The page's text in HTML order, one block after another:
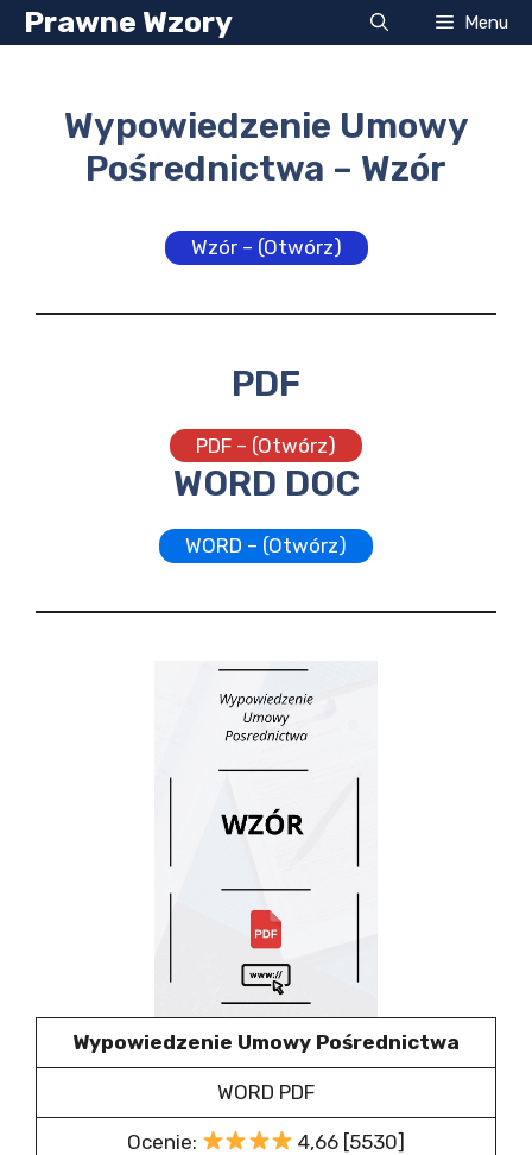
Przejdź
do
Prawne Wzory Menu
Wypowiedzenie Umowy
Pośrednictwa – Wzór
Wzór – (Otwórz)
PDF
PDF – (Otwórz)
WORD DOC
WORD – (Otwórz)
Wypowiedzenie Umowy Pośrednictwa
WORD PDF
Ocenie: 4,66 [5530]